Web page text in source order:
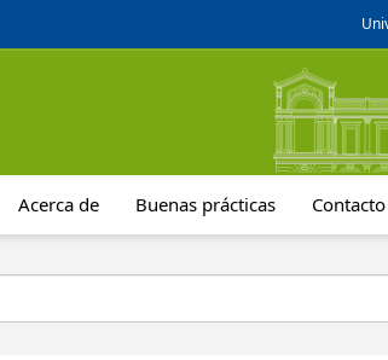
Acerca de Buenas prácticas Contacto